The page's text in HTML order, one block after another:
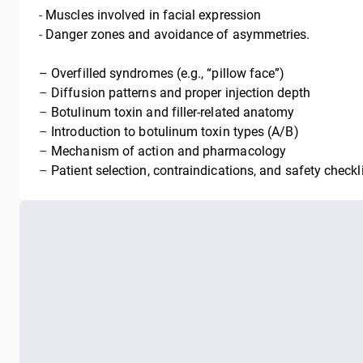
- Muscles involved in facial expression
- Danger zones and avoidance of asymmetries.
– Overfilled syndromes (e.g., “pillow face”)
– Diffusion patterns and proper injection depth
– Botulinum toxin and filler-related anatomy
– Introduction to botulinum toxin types (A/B)
– Mechanism of action and pharmacology
– Patient selection, contraindications, and safety